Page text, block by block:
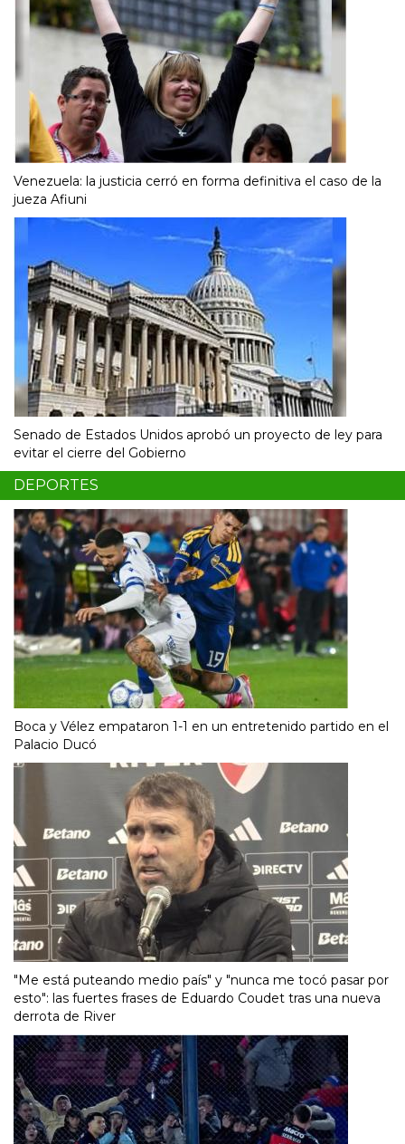
Venezuela: la justicia cerró en forma definitiva el caso de la
jueza Afiuni
Senado de Estados Unidos aprobó un proyecto de ley para
evitar el cierre del Gobierno
DEPORTES
Boca y Vélez empataron 1-1 en un entretenido partido en el
Palacio Ducó
"Me está puteando medio país" y "nunca me tocó pasar por
esto": las fuertes frases de Eduardo Coudet tras una nueva
derrota de River